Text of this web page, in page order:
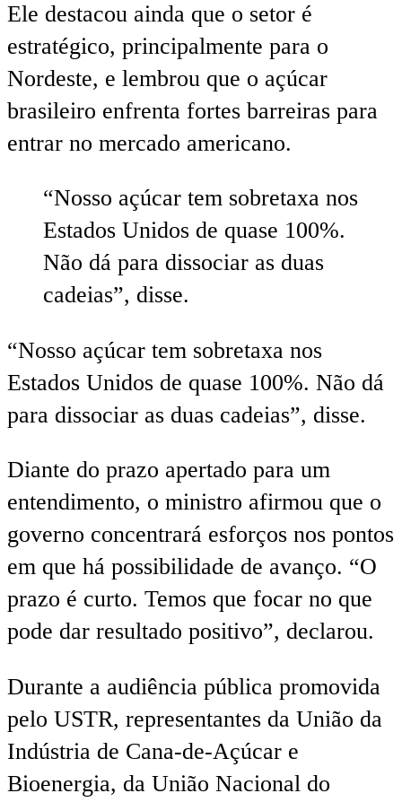
Ele destacou ainda que o setor é
estratégico, principalmente para o
Nordeste, e lembrou que o açúcar
brasileiro enfrenta fortes barreiras para
entrar no mercado americano.
“Nosso açúcar tem sobretaxa nos
Estados Unidos de quase 100%.
Não dá para dissociar as duas
cadeias”, disse.
“Nosso açúcar tem sobretaxa nos
Estados Unidos de quase 100%. Não dá
para dissociar as duas cadeias”, disse.
Diante do prazo apertado para um
entendimento, o ministro afirmou que o
governo concentrará esforços nos pontos
em que há possibilidade de avanço. “O
prazo é curto. Temos que focar no que
pode dar resultado positivo”, declarou.
Durante a audiência pública promovida
pelo USTR, representantes da União da
Indústria de Cana-de-Açúcar e
Bioenergia, da União Nacional do